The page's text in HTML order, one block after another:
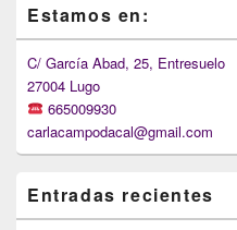
Sidebar
Widget
Area
Estamos en:
C/ García Abad, 25, Entresuelo
27004 Lugo
665009930
carlacampodacal@gmail.com
Entradas recientes